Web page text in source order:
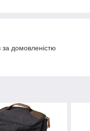
домовленістю